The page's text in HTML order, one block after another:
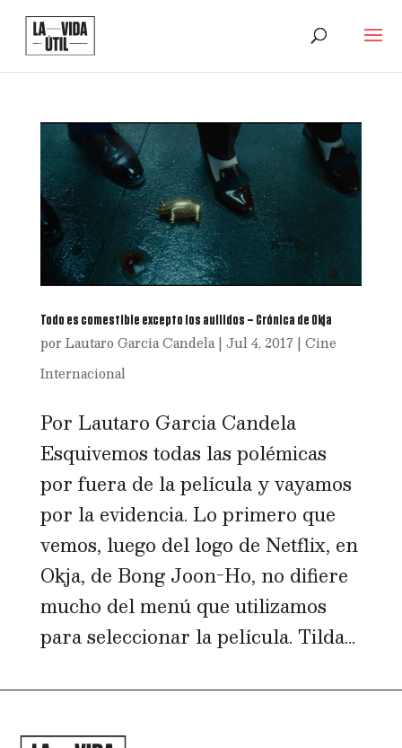
Todo es comestible excepto los aullidos – Crónica de Okja
por Lautaro Garcia Candela| Jul 4, 2017| Cine
Internacional
Por Lautaro Garcia Candela
Esquivemos todas las polémicas
por fuera de la película y vayamos
por la evidencia. Lo primero que
vemos, luego del logo de Netflix, en
Okja, de Bong Joon-Ho, no difiere
mucho del menú que utilizamos
para seleccionar la película. Tilda...